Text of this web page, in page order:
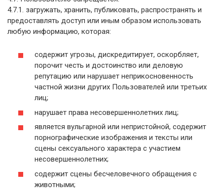
4.7.1. загружать, хранить, публиковать, распространять и
предоставлять доступ или иным образом использовать
любую информацию, которая:
содержит угрозы, дискредитирует, оскорбляет,
порочит честь и достоинство или деловую
репутацию или нарушает неприкосновенность
частной жизни других Пользователей или третьих
лиц;
нарушает права несовершеннолетних лиц;
является вульгарной или непристойной, содержит
порнографические изображения и тексты или
сцены сексуального характера с участием
несовершеннолетних;
содержит сцены бесчеловечного обращения с
животными;